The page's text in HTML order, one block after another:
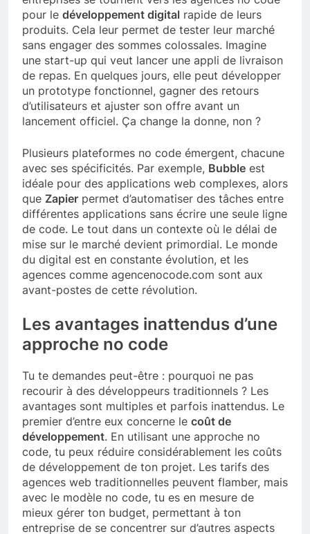
pour le développement digital rapide de leurs
produits. Cela leur permet de tester leur marché
sans engager des sommes colossales. Imagine
une start-up qui veut lancer une appli de livraison
de repas. En quelques jours, elle peut développer
un prototype fonctionnel, gagner des retours
d’utilisateurs et ajuster son offre avant un
lancement officiel. Ça change la donne, non ?
Plusieurs plateformes no code émergent, chacune
avec ses spécificités. Par exemple, Bubble est
idéale pour des applications web complexes, alors
que Zapier permet d’automatiser des tâches entre
différentes applications sans écrire une seule ligne
de code. Le tout dans un contexte où le délai de
mise sur le marché devient primordial. Le monde
du digital est en constante évolution, et les
agences comme agencenocode.com sont aux
avant-postes de cette révolution.
Les avantages inattendus d’une
approche no code
Tu te demandes peut-être : pourquoi ne pas
recourir à des développeurs traditionnels ? Les
avantages sont multiples et parfois inattendus. Le
premier d’entre eux concerne le coût de
développement. En utilisant une approche no
code, tu peux réduire considérablement les coûts
de développement de ton projet. Les tarifs des
agences web traditionnelles peuvent flamber, mais
avec le modèle no code, tu es en mesure de
mieux gérer ton budget, permettant à ton
entreprise de se concentrer sur d’autres aspects